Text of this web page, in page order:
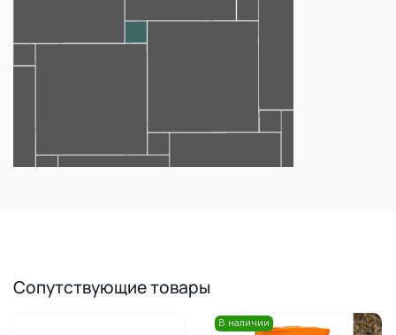
Сопутствующие товары
В наличии